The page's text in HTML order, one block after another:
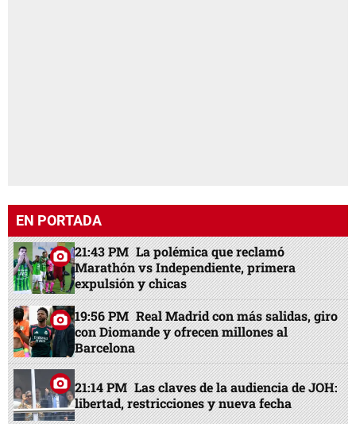
EN PORTADA
21:43 PM La polémica que reclamó
Marathón vs Independiente, primera
expulsión y chicas
19:56 PM Real Madrid con más salidas, giro
con Diomande y ofrecen millones al
Barcelona
21:14 PM Las claves de la audiencia de JOH:
libertad, restricciones y nueva fecha